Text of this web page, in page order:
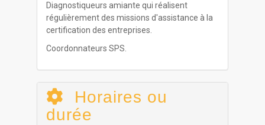
Diagnostiqueurs amiante qui réalisent
régulièrement des missions d'assistance à la
certification des entreprises.
Coordonnateurs SPS.
Horaires ou
durée